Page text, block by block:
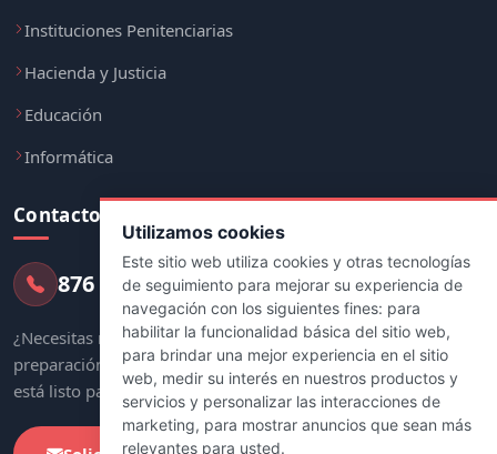
Utilizamos cookies
Este sitio web utiliza cookies y otras tecnologías
de seguimiento para mejorar su experiencia de
navegación con los siguientes fines: para
habilitar la funcionalidad básica del sitio web,
para brindar una mejor experiencia en el sitio
web, medir su interés en nuestros productos y
servicios y personalizar las interacciones de
marketing, para mostrar anuncios que sean más
relevantes para usted.
Instituciones Penitenciarias
Hacienda y Justicia
Educación
Informática
Contacto
876 247 237
¿Necesitas más información sobre tu
preparación? Nuestro equipo de asesores
está listo para ayudarte.